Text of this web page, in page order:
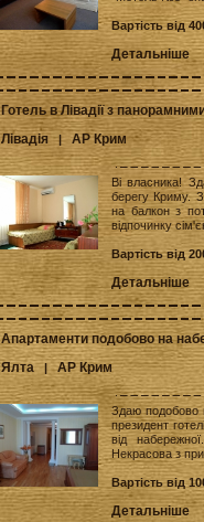
Вартість від
Детальніше
Готель в Лівадії з
Лівадія | АР Крим
Ві власника!
берегу Криму.
на балкон з
відпочинку
Вартість від
Детальніше
Апартаменти подобово на
Ялта |АР Крим
Здаю подобово
президент
від
Некрасова з
Вартість від
Детальніше